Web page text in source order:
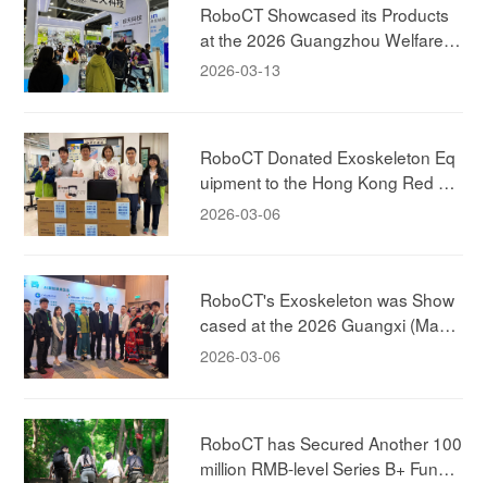
RoboCT Showcased its Products
at the 2026 Guangzhou Welfare E
xhibition, Bringing Exoskeleton Pro
2026-03-13
RoboCT Donated Exoskeleton Eq
uipment to the Hong Kong Red Cr
oss!
2026-03-06
RoboCT's Exoskeleton was Show
cased at the 2026 Guangxi (Maca
u) Promotion Conference, Jointly E
2026-03-06
RoboCT has Secured Another 100
million RMB-level Series B+ Fundin